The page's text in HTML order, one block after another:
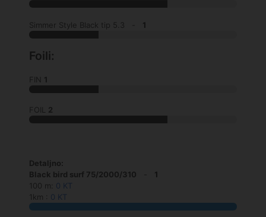
Simmer Style Black tip 5.3 - 1
Foili:
FIN 1
FOIL 2
Detaljno:
Black bird surf 75/2000/310
1
100 m: 0 KT
1km : 0 KT